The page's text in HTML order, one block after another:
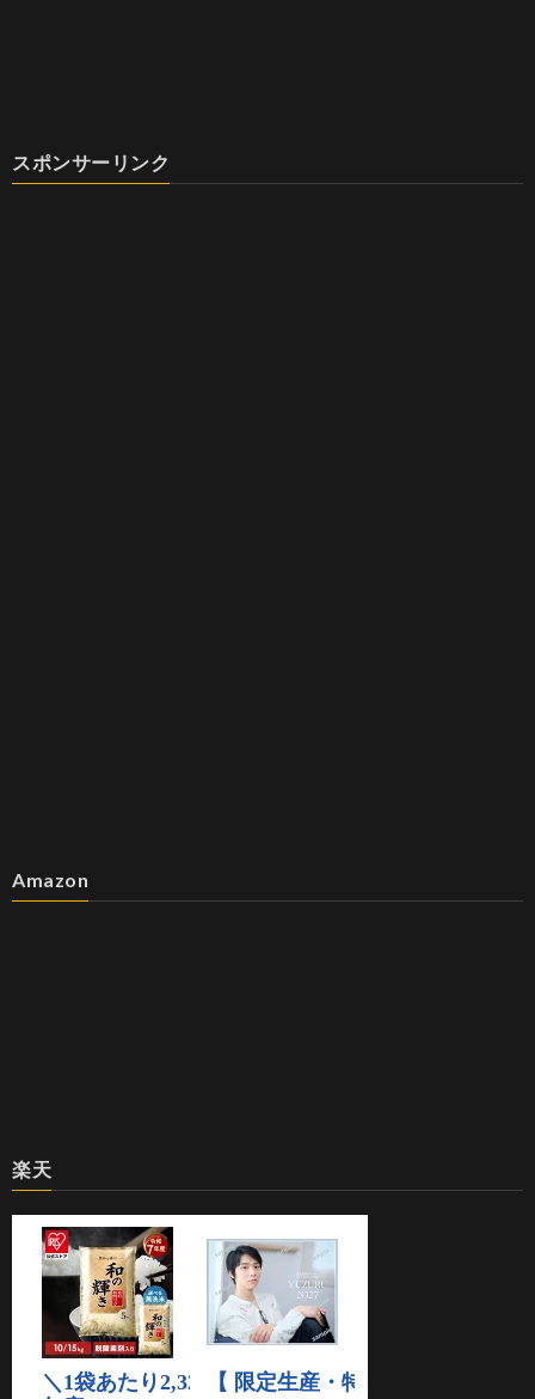
スポンサーリンク
Amazon
楽天